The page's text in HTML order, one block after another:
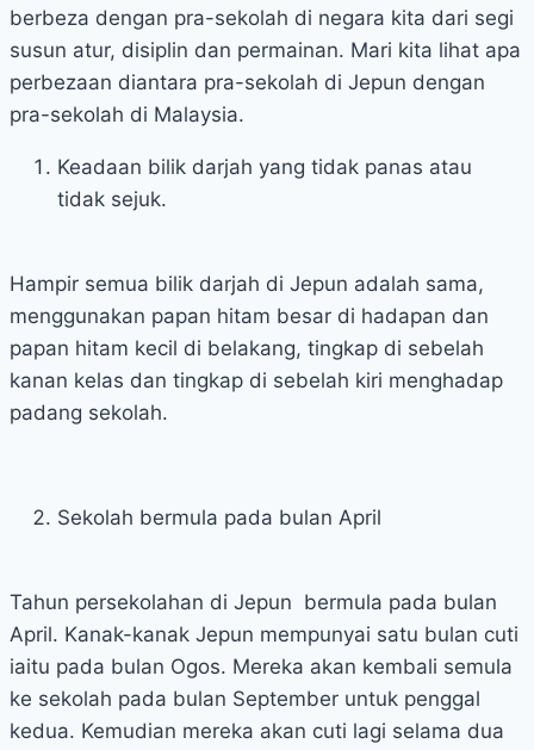
berbeza dengan pra-sekolah di negara kita dari segi
susun atur, disiplin dan permainan. Mari kita lihat apa
perbezaan diantara pra-sekolah di Jepun dengan
pra-sekolah di Malaysia.
Keadaan bilik darjah yang tidak panas atau
tidak sejuk.
Hampir semua bilik darjah di Jepun adalah sama,
menggunakan papan hitam besar di hadapan dan
papan hitam kecil di belakang, tingkap di sebelah
kanan kelas dan tingkap di sebelah kiri menghadap
padang sekolah.
Sekolah bermula pada bulan April
Tahun persekolahan di Jepun bermula pada bulan
April. Kanak-kanak Jepun mempunyai satu bulan cuti
iaitu pada bulan Ogos. Mereka akan kembali semula
ke sekolah pada bulan September untuk penggal
kedua. Kemudian mereka akan cuti lagi selama dua